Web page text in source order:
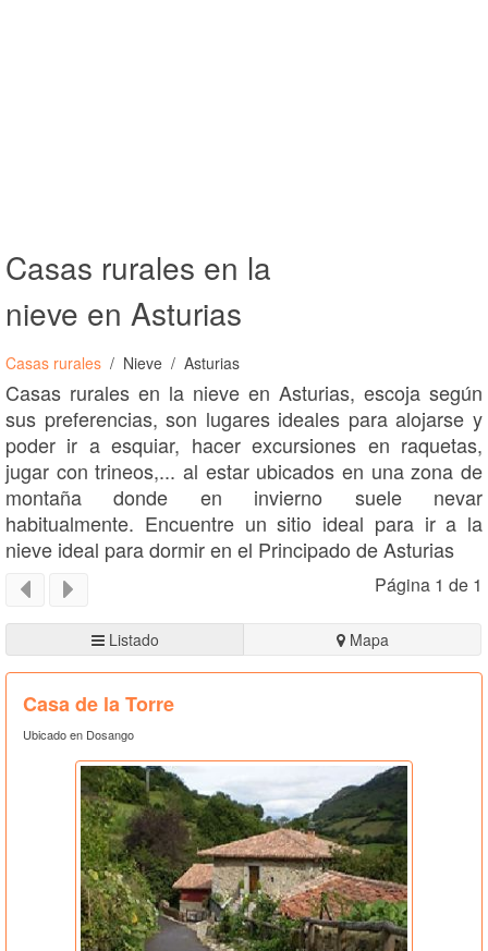
Casas rurales en la
nieve en Asturias
Casas rurales Nieve Asturias
Casas rurales en la nieve en Asturias, escoja según
sus preferencias, son lugares ideales para alojarse y
poder ir a esquiar, hacer excursiones en raquetas,
jugar con trineos,... al estar ubicados en una zona de
montaña donde en invierno suele nevar
habitualmente. Encuentre un sitio ideal para ir a la
nieve ideal para dormir en el Principado de Asturias
Página 1 de 1
Listado Mapa
Casa de la Torre
Ubicado en Dosango